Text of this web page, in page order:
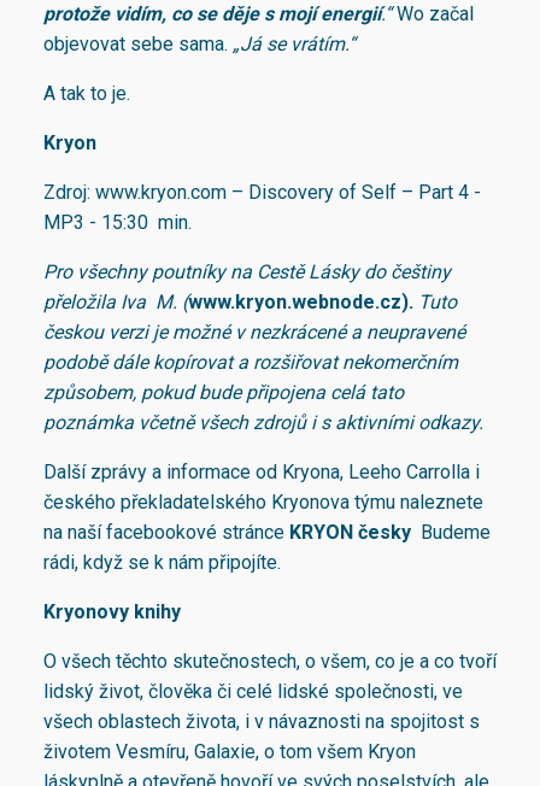
protože vidím, co se děje s mojí energií.“Wo začal
objevovat sebe sama. „Já se vrátím.“
A tak to je.
Kryon
Zdroj: www.kryon.com – Discovery of Self – Part 4 -
MP3 - 15:30 min.
Pro všechny poutníky na Cestě Lásky do češtiny
přeložila Iva M. (www.kryon.webnode.cz). Tuto
českou verzi je možné v nezkrácené a neupravené
podobě dále kopírovat a rozšiřovat nekomerčním
způsobem, pokud bude připojena celá tato
poznámka včetně všech zdrojů i s aktivními odkazy.
Další zprávy a informace od Kryona, Leeho Carrolla i
českého překladatelského Kryonova týmu naleznete
na naší facebookové stránce KRYON česky Budeme
rádi, když se k nám připojíte.
Kryonovy knihy
O všech těchto skutečnostech, o všem, co je a co tvoří
lidský život, člověka či celé lidské společnosti, ve
všech oblastech života, i v návaznosti na spojitost s
životem Vesmíru, Galaxie, o tom všem Kryon